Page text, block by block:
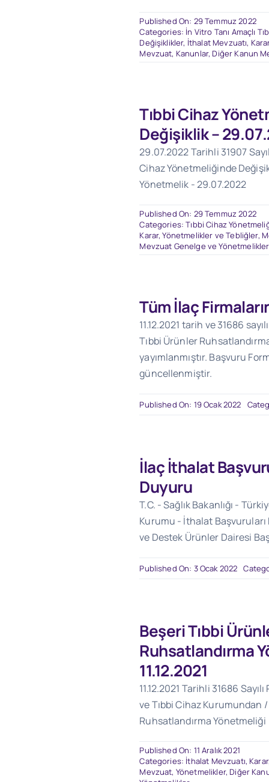
Published On: 29 Temmuz 2022
Categories: İn Vitro Tanı Amaçlı
Değişiklikler, İthalat Mevzuatı,
Mevzuat, Kanunlar, Diğer Kanun
Tıbbi Cihaz
Değişiklik –
29.07.2022 Tarihli 31907
Cihaz Yönetmeliğinde
Yönetmelik - 29.07.2022
Published On: 29 Temmuz 2022
Categories:Tıbbi Cihaz
Karar, Yönetmelikler ve Tebliğler,
Mevzuat Genelge ve Yönetmelikler
Tüm İlaç
11.12.2021 tarih ve 31686
Tıbbi Ürünler
yayımlanmıştır. Başvuru
güncellenmiştir.
Published On: 19 Ocak 2022
İlaç İthalat
Duyuru
T.C. - Sağlık Bakanlığı -
Kurumu - İthalat
ve Destek Ürünler Dairesi
Published On: 3 Ocak 2022
Beşeri Tıbbi
Ruhsatlandırma
11.12.2021
11.12.2021 Tarihli 31686
ve Tıbbi Cihaz Kurumundan
Ruhsatlandırma Yönetmeliği
Published On: 11 Aralık 2021
Categories: İthalat Mevzuatı,
Mevzuat, Yönetmelikler, Diğer